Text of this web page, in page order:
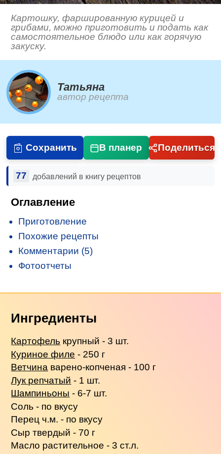
Картошку, фаршированную курицей и
грибами, можно приготовить и подать как
самостоятельное блюдо или как горячую
закуску.
Татьяна
автор рецепта
Сохранить В планер Поделиться
77 добавлений в книгу рецептов
Оглавление
Приготовление
Похожие рецепты
Комментарии (5)
Фотоотчеты
Ингредиенты
Картофель крупный - 3 шт.
Куриное филе - 250 г
Ветчина варено-копченая - 100 г
Лук репчатый - 1 шт.
Шампиньоны - 6-7 шт.
Соль - по вкусу
Перец ч.м. - по вкусу
Сыр твердый - 70 г
Масло растительное - 3 ст.л.